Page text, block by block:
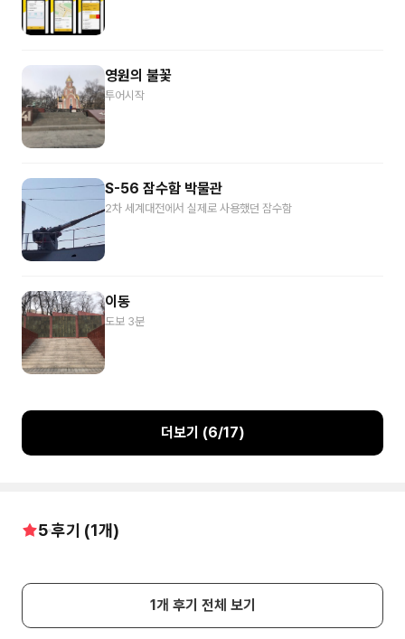
영원의 불꽃
투어시작
S-56 잠수함 박물관
2차 세계대전에서 실제로 사용했던 잠수함
이동
도보 3분
더보기 (6/17)
5후기 (1개)
1개 후기 전체 보기